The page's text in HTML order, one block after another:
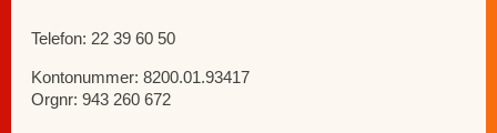
Telefon: 22 39 60 50
Kontonummer: 8200.01.93417
Orgnr: 943 260 672